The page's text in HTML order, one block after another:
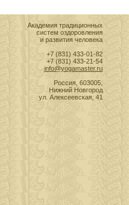
Академия традиционных
систем оздоровления
и развития человека
+7 (831) 433-01-82
+7 (831) 433-21-54
info@yogamaster.ru
Россия, 603005,
Нижний Новгород
ул. Алексеевская, 41